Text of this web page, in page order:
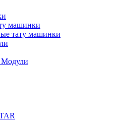
машинки
тату машинки